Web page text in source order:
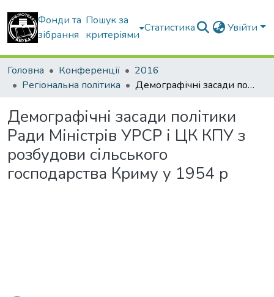
Фонди та
зібрання
Пошук за
критеріями
Статистика Увійти
Головна Конференції
2016
Регіональна політика
Демографічні засади політики Ради Міністрів УРСР і ЦК КПУ з розбудови сільського господарства Криму у 1954 р
Демографічні засади політики
Ради Міністрів УРСР і ЦК КПУ з
розбудови сільського
господарства Криму у 1954 р